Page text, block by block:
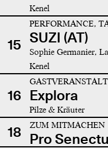
Kenel
15
PERFORMANCE,
SUZI (AT)
Sophie Germanier,
Kenel
16 Explora
Pilze & Kräuter
18 ZUM MITMACHEN
Pro